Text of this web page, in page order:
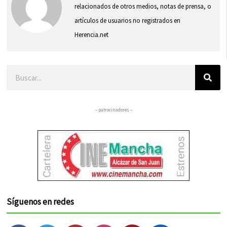
relacionados de otros medios, notas de prensa, o
artículos de usuarios no registrados en
Herencia.net
– patrocinadores –
Síguenos en redes